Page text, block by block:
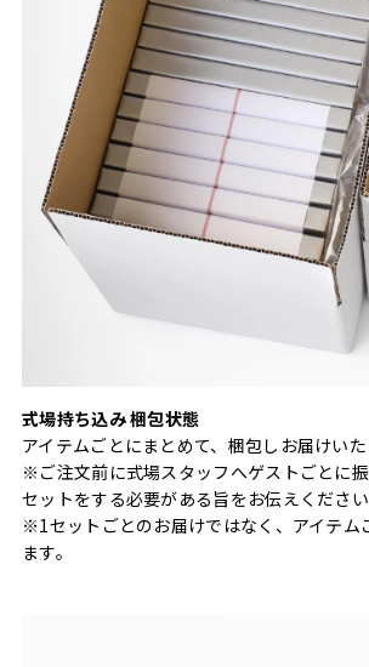
式場持ち込み 梱包状態
アイテムごとにまとめて、梱包しお届けいた
※ご注文前に式場スタッフへゲストごとに
セットをする必要がある旨をお伝えください
※1セットごとのお届けではなく、アイテム
ます。